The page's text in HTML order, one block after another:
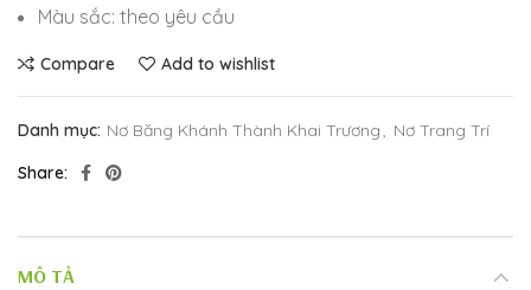
Màu sắc: theo yêu cầu
Compare Add to wishlist
Danh mục: Nơ Băng Khánh Thành Khai Trương, Nơ Trang Trí
Share
MÔ TẢ